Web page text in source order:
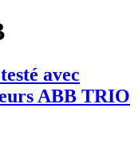
avec
ABB TRIO